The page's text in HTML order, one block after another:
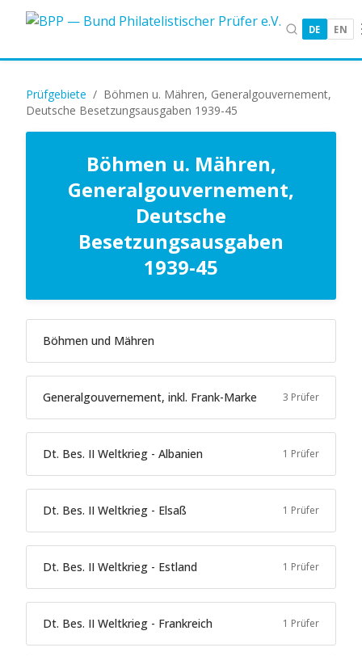
DE EN
Prüfgebiete / Böhmen u. Mähren, Generalgouvernement,
Deutsche Besetzungsausgaben 1939-45
Böhmen u. Mähren,
Generalgouvernement,
Deutsche
Besetzungsausgaben
1939-45
Böhmen und Mähren
Generalgouvernement, inkl. Frank-Marke 3 Prüfer
Dt. Bes. II Weltkrieg - Albanien 1 Prüfer
Dt. Bes. II Weltkrieg - Elsaß 1 Prüfer
Dt. Bes. II Weltkrieg - Estland 1 Prüfer
Dt. Bes. II Weltkrieg - Frankreich 1 Prüfer